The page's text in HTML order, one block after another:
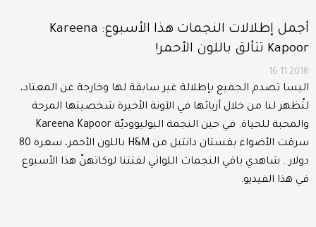
أجمل إطلالات النجمات هذا الأسبوع: Kareena
Kapoor تتألق باللون الأحمر!
16.11.2018
اليسا تصدم الجميع بإطلالة غير سابقة لها وخارجة عن المعتاد،
لتُظهر لنا من خلال أزيائها في الآونة الأخيرة شخصيتها المرحة
والمحبة للحياة. في حين النجمة البوليووديّة Kareena Kapoor
سرقت الأضواء بفستان دانتيل من H&M باللون الأحمر، سعره 80
دولار . شاهدي باقي النجمات اللواتي لفتتنا لوكاتهنّ هذا الأسبوع
في هذا الفيديو.